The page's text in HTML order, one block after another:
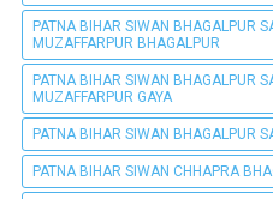
PATNA BIHAR SIWAN BHAGALPUR
MUZAFFARPUR BHAGALPUR
PATNA BIHAR SIWAN BHAGALPUR
MUZAFFARPUR GAYA
PATNA BIHAR SIWAN BHAGALPUR
PATNA BIHAR SIWAN CHHAPRA